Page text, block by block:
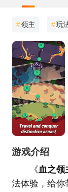
#领主 #玩
游戏介绍
《血之领
法体验，给你